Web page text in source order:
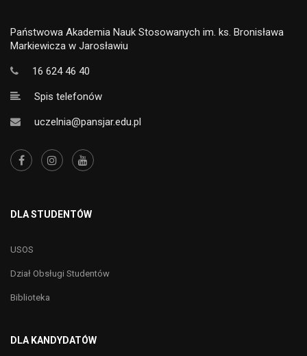
Państwowa Akademia Nauk Stosowanych im. ks. Bronisława
Markiewicza w Jarosławiu
16 624 46 40
Spis telefonów
uczelnia@pansjar.edu.pl
DLA STUDENTÓW
USOS
Dział Obsługi Studentów
Biblioteka
DLA KANDYDATÓW